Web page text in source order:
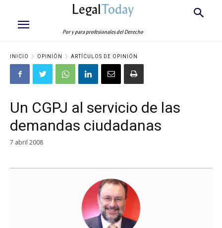
LegalToday
Por y para profesionales del Derecho
INICIO OPINIÓN ARTÍCULOS DE OPINIÓN
Un CGPJ al servicio de las
demandas ciudadanas
7 abril 2008